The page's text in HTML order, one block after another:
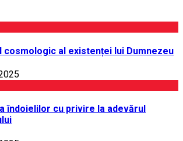
cosmologic al existenței lui Dumnezeu
îndoielilor cu privire la adevărul